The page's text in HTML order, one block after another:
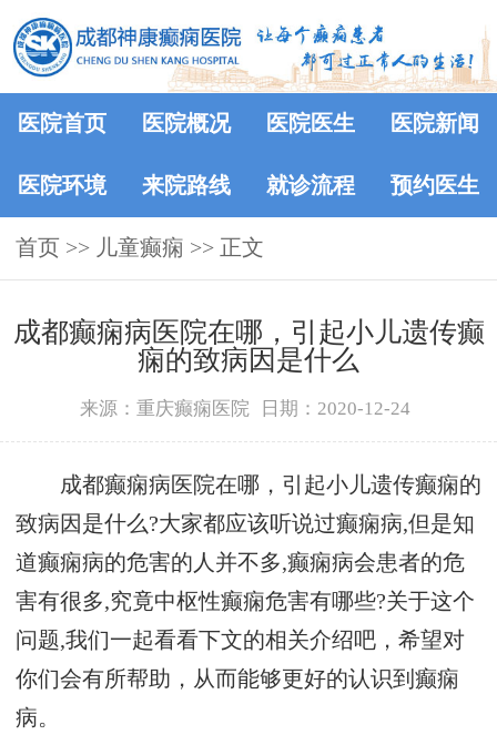
医院首页 医院概况 医院医生 医院新闻
医院环境 来院路线 就诊流程 预约医生
首页 >> 儿童癫痫 >> 正文
成都癫痫病医院在哪，引起小儿遗传癫
痫的致病因是什么
来源：重庆癫痫医院 日期：2020-12-24
成都癫痫病医院在哪，引起小儿遗传癫痫的
致病因是什么?大家都应该听说过癫痫病,但是知
道癫痫病的危害的人并不多,癫痫病会患者的危
害有很多,究竟中枢性癫痫危害有哪些?关于这个
问题,我们一起看看下文的相关介绍吧，希望对
你们会有所帮助，从而能够更好的认识到癫痫
病。